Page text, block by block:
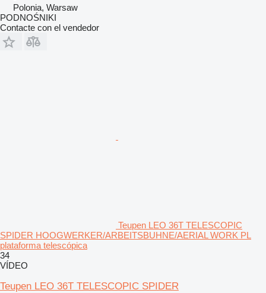
Polonia, Warsaw
PODNOŚNIKI
Contacte con el vendedor
Teupen LEO 36T TELESCOPIC
SPIDER HOOGWERKER/ARBEITSBUHNE/AERIAL WORK PL
plataforma telescópica
34
VÍDEO
Teupen LEO 36T TELESCOPIC SPIDER